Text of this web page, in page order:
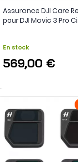
Assurance DJI Care
pour DJI Mavic 3 Pro
En stock
569,00 €